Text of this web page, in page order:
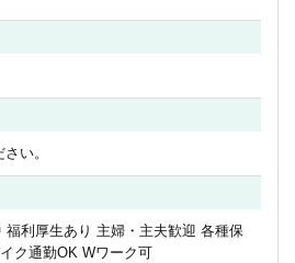
い。
福利厚生あり 主婦・主夫歓迎 各種保
ク通勤OK Wワーク可